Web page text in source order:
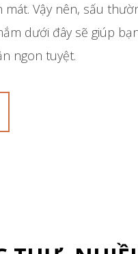
Vậy nên, sấu
dưới đây sẽ giúp
ngon tuyệt.